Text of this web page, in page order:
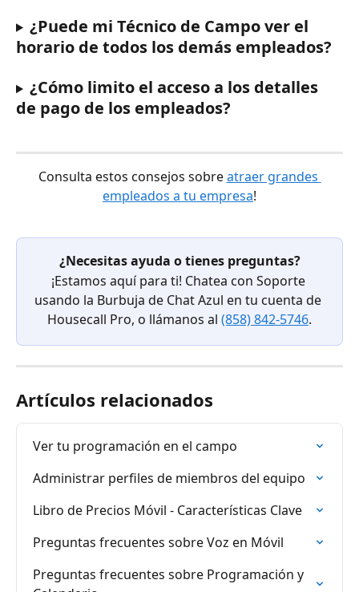
¿Puede mi Técnico de Campo ver el
horario de todos los demás empleados?
¿Cómo limito el acceso a los detalles
de pago de los empleados?
Consulta estos consejos sobre atraer grandes
empleados a tu empresa!
¿Necesitas ayuda o tienes preguntas?
¡Estamos aquí para ti! Chatea con Soporte
usando la Burbuja de Chat Azul en tu cuenta de
Housecall Pro, o llámanos al (858) 842-5746.
Artículos relacionados
Ver tu programación en el campo
Administrar perfiles de miembros del equipo
Libro de Precios Móvil - Características Clave
Preguntas frecuentes sobre Voz en Móvil
Preguntas frecuentes sobre Programación y